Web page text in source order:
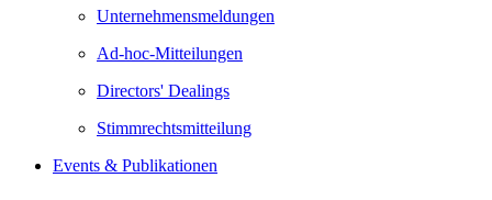
Unternehmensmeldungen
Ad-hoc-Mitteilungen
Directors' Dealings
Stimmrechtsmitteilung
Events & Publikationen